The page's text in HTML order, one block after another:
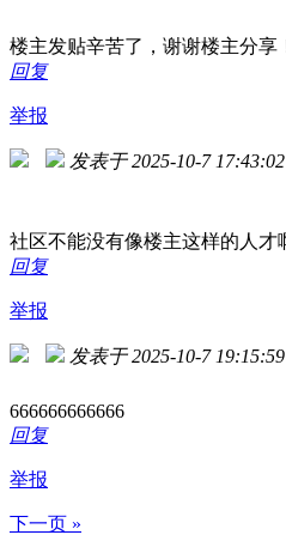
楼主发贴辛苦了，谢谢楼主分享
回复
举报
发表于 2025-10-7 17:43:02
社区不能没有像楼主这样的人才
回复
举报
发表于 2025-10-7 19:15:59
666666666666
回复
举报
下一页 »